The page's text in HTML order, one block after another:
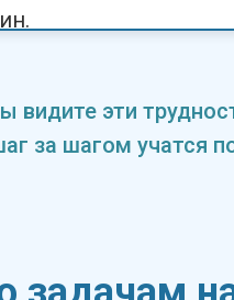
видите эти
за шагом учатся